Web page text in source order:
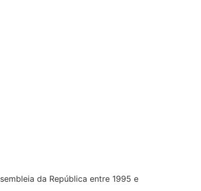
da República entre 1995 e